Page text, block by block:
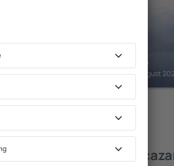
de Briare VILLULA
Gien, 14 august
în Briare
Briare – cea mai bună